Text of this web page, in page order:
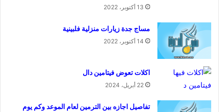
13 أكتوبر، 2022
مساج جدة زيارات منزلية فلبينية
14 أكتوبر، 2022
اكلات تعوض فيتامين دال
22 أبريل، 2024
تفاصيل اجازه بين الترمين لعام الموعد وكم يوم